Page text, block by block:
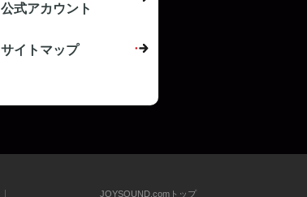
公式アカウント
サイトマップ
JOYSOUND.comトップ